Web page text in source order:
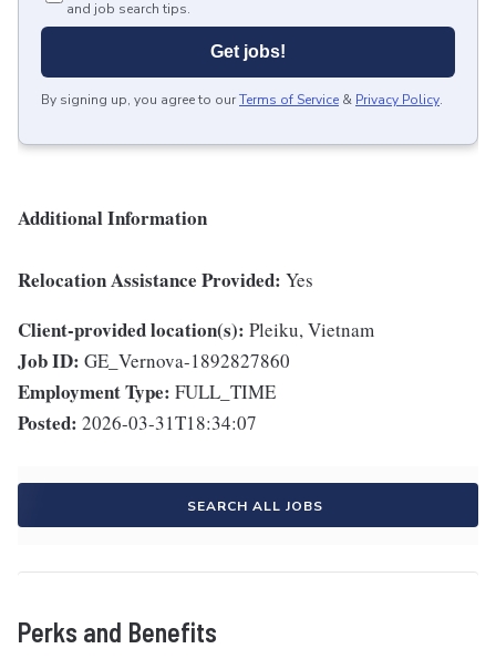
and job search tips.
Get jobs!
By signing up, you agree to ourTerms of Service & Privacy Policy.
Additional Information
Relocation Assistance Provided: Yes
Client-provided location(s): Pleiku, Vietnam
Job ID: GE_Vernova-1892827860
Employment Type: FULL_TIME
Posted: 2026-03-31T18:34:07
SEARCH ALL JOBS
Perks and Benefits